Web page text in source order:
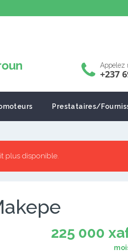
Appelez
+237
Prestataires/
plus disponible.
225 000